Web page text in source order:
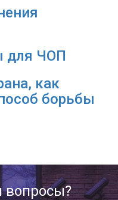
для ЧОП
как
борьбы
вопросы?